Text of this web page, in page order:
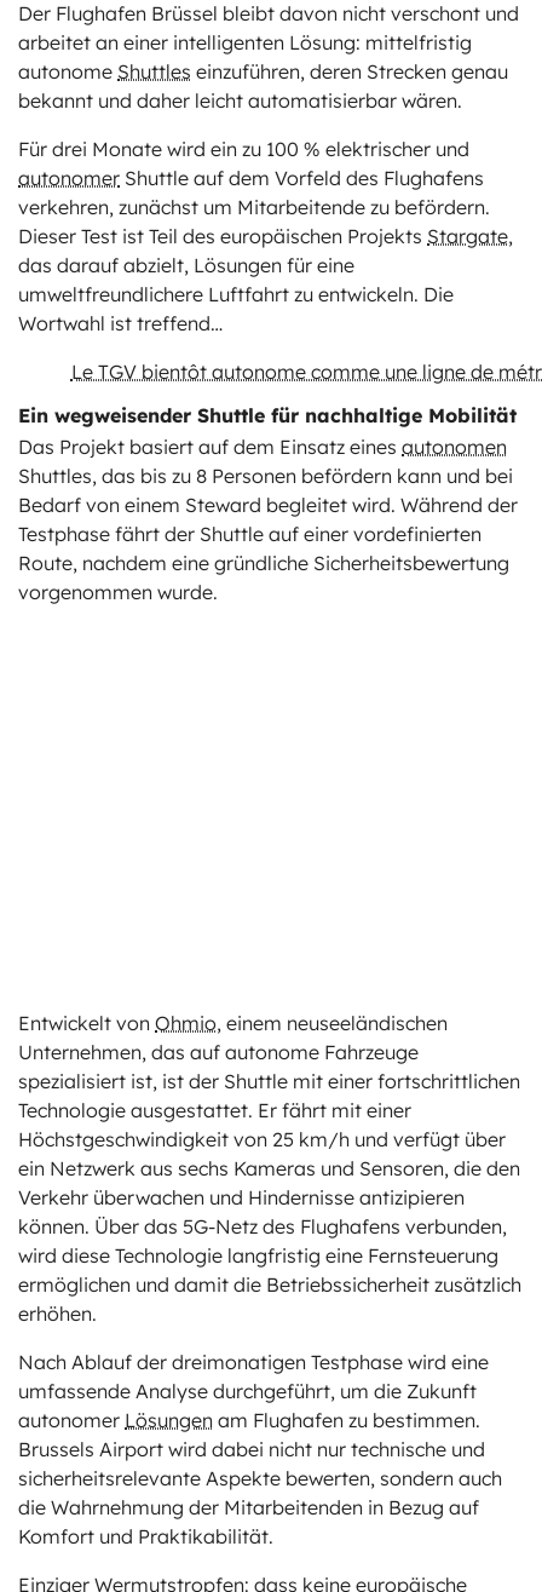
Der Flughafen Brüssel bleibt davon nicht verschont und
arbeitet an einer intelligenten Lösung: mittelfristig
autonome Shuttles einzuführen, deren Strecken genau
bekannt und daher leicht automatisierbar wären.
Für drei Monate wird ein zu 100 % elektrischer und
autonomer Shuttle auf dem Vorfeld des Flughafens
verkehren, zunächst um Mitarbeitende zu befördern.
Dieser Test ist Teil des europäischen Projekts Stargate,
das darauf abzielt, Lösungen für eine
umweltfreundlichere Luftfahrt zu entwickeln. Die
Wortwahl ist treffend…
Le TGV bientôt autonome comme une ligne de
Ein wegweisender Shuttle für nachhaltige Mobilität
Das Projekt basiert auf dem Einsatz eines autonomen
Shuttles, das bis zu 8 Personen befördern kann und bei
Bedarf von einem Steward begleitet wird. Während der
Testphase fährt der Shuttle auf einer vordefinierten
Route, nachdem eine gründliche Sicherheitsbewertung
vorgenommen wurde.
Entwickelt von Ohmio, einem neuseeländischen
Unternehmen, das auf autonome Fahrzeuge
spezialisiert ist, ist der Shuttle mit einer fortschrittlichen
Technologie ausgestattet. Er fährt mit einer
Höchstgeschwindigkeit von 25 km/h und verfügt über
ein Netzwerk aus sechs Kameras und Sensoren, die den
Verkehr überwachen und Hindernisse antizipieren
können. Über das 5G-Netz des Flughafens verbunden,
wird diese Technologie langfristig eine Fernsteuerung
ermöglichen und damit die Betriebssicherheit zusätzlich
erhöhen.
Nach Ablauf der dreimonatigen Testphase wird eine
umfassende Analyse durchgeführt, um die Zukunft
autonomer Lösungen am Flughafen zu bestimmen.
Brussels Airport wird dabei nicht nur technische und
sicherheitsrelevante Aspekte bewerten, sondern auch
die Wahrnehmung der Mitarbeitenden in Bezug auf
Komfort und Praktikabilität.
Einziger Wermutstropfen: dass keine europäische